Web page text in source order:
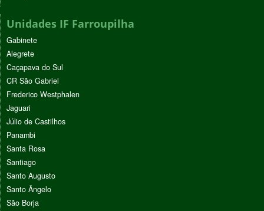
Unidades IF Farroupilha
Gabinete
Alegrete
Caçapava do Sul
CR São Gabriel
Frederico Westphalen
Jaguari
Júlio de Castilhos
Panambi
Santa Rosa
Santiago
Santo Augusto
Santo Ângelo
São Borja